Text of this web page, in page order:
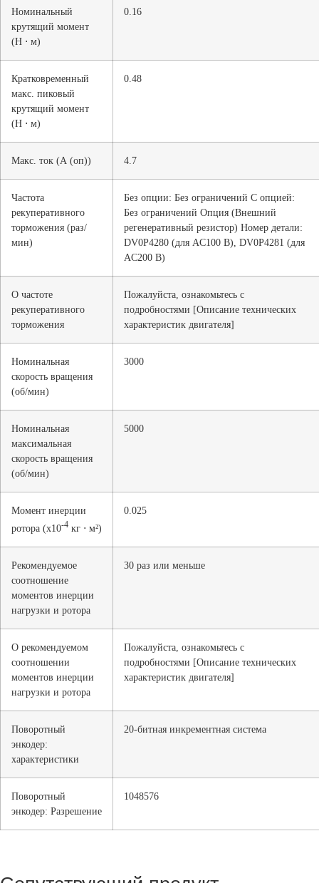
Номинальный
крутящий момент
(Н ⋅ м)
0.16
Кратковременный
макс. пиковый
крутящий момент
(Н ⋅ м)
0.48
Макс. ток (А (оп)) 4.7
Частота
рекуперативного
торможения (раз/
мин)
Без опции: Без ограничений С опцией:
Без ограничений Опция (Внешний
регенеративный резистор) Номер детали:
DV0P4280 (для AC100 В), DV0P4281 (для
AC200 В)
О частоте
рекуперативного
торможения
Пожалуйста, ознакомьтесь с
подробностями [Описание технических
характеристик двигателя]
Номинальная
скорость вращения
(об/мин)
3000
Номинальная
максимальная
скорость вращения
(об/мин)
5000
Момент инерции
ротора (x10-4 кг ⋅ м²)
0.025
Рекомендуемое
соотношение
моментов инерции
нагрузки и ротора
30 раз или меньше
О рекомендуемом
соотношении
моментов инерции
нагрузки и ротора
Пожалуйста, ознакомьтесь с
подробностями [Описание технических
характеристик двигателя]
Поворотный
энкодер:
характеристики
20-битная инкрементная система
Поворотный
энкодер: Разрешение
1048576